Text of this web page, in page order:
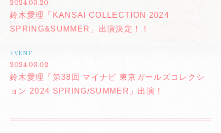
2024.03.20
鈴木愛理「KANSAI COLLECTION 2024
SPRING&SUMMER」出演決定！！
EVENT
2024.03.02
鈴木愛理「第38回 マイナビ 東京ガールズコレクシ
ョン 2024 SPRING/SUMMER」出演！